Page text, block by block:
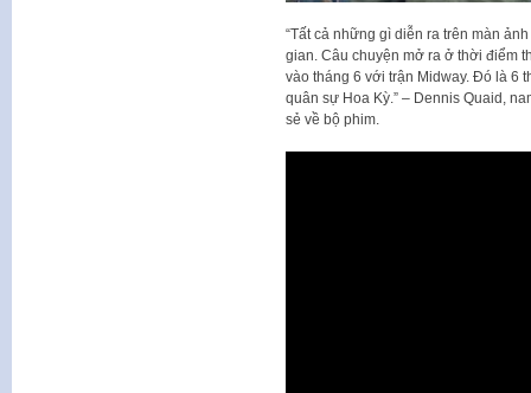
“Tất cả những gì diễn ra trên màn
gian. Câu chuyện mở ra ở thời điểm
vào tháng 6 với trận Midway. Đó là 6
quân sự Hoa Kỳ.” – Dennis Quaid,
sẻ về bộ phim.